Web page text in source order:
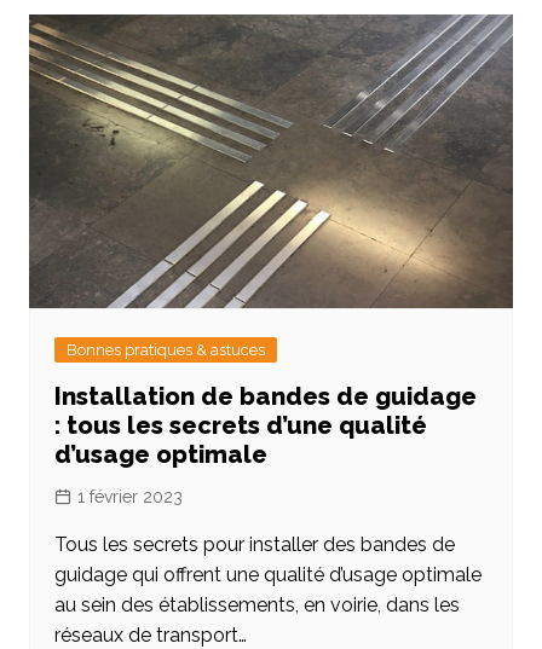
Bonnes pratiques & astuces
Installation de bandes de guidage
: tous les secrets d’une qualité
d’usage optimale
1 février 2023
Tous les secrets pour installer des bandes de
guidage qui offrent une qualité d’usage optimale
au sein des établissements, en voirie, dans les
réseaux de transport…